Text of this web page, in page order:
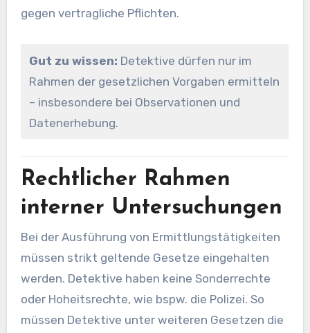
gegen vertragliche Pflichten.
Gut zu wissen: Detektive dürfen nur im
Rahmen der gesetzlichen Vorgaben ermitteln
– insbesondere bei Observationen und
Datenerhebung.
Rechtlicher Rahmen
interner Untersuchungen
Bei der Ausführung von Ermittlungstätigkeiten
müssen strikt geltende Gesetze eingehalten
werden. Detektive haben keine Sonderrechte
oder Hoheitsrechte, wie bspw. die Polizei. So
müssen Detektive unter weiteren Gesetzen die